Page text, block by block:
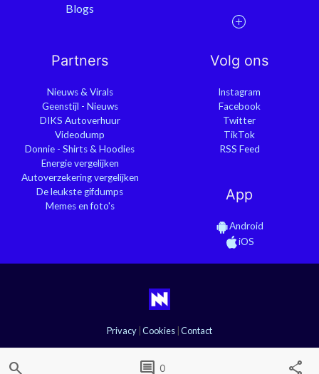
search comment 0 share
Blogs
Partners
Nieuws & Virals
Geenstijl - Nieuws
DIKS Autoverhuur
Videodump
Donnie - Shirts & Hoodies
Energie vergelijken
Autoverzekering vergelijken
De leukste gifdumps
Memes en foto's
Volg ons
Instagram
Facebook
Twitter
TikTok
RSS Feed
App
Android
iOS
Privacy Cookies Contact